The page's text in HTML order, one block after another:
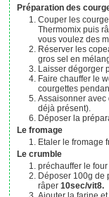
Préparation des
Couper les courgettes en 3 ou 4 et les introduire dans le bol du
Thermomix puis
vous voulez des
Réserver les copeaux de courgettes dans une passoire et ajouter le
gros sel en
Laisser
Faire chauffer le wok avec un peu d'huile d'olive et faire sauter les
courgettes
Assaisonner avec du poivre et des herbes de Provence (le sel est
déjà présent).
Déposer la
Le fromage
Etaler le
Le crumble
préchauffer le
Déposer 100g de parmesan en blocs dans le bol du thermomix et
râper10sec/vit8.